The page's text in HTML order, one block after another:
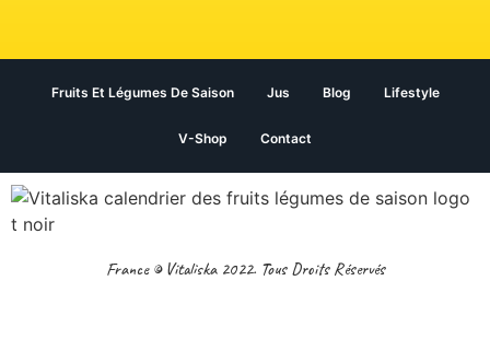
Fruits Et Légumes De Saison Jus Blog Lifestyle
V-Shop Contact
France © Vitaliska 2022. Tous Droits Réservés